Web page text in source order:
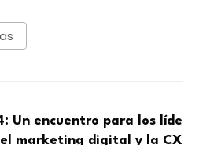
Un encuentro para los líde
marketing digital y la CX